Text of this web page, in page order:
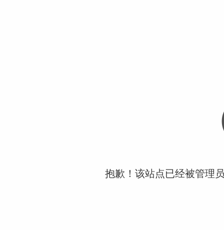
抱歉！该站点已经被管理